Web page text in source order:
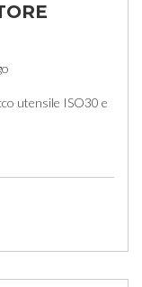
utensile ISO30 e